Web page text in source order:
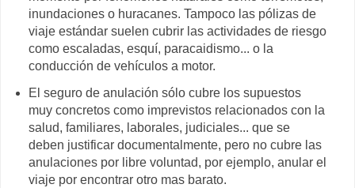
inundaciones o huracanes. Tampoco las pólizas de
viaje estándar suelen cubrir las actividades de riesgo
como escaladas, esquí, paracaidismo... o la
conducción de vehículos a motor.
El seguro de anulación sólo cubre los supuestos
muy concretos como imprevistos relacionados con la
salud, familiares, laborales, judiciales... que se
deben justificar documentalmente, pero no cubre las
anulaciones por libre voluntad, por ejemplo, anular el
viaje por encontrar otro mas barato.